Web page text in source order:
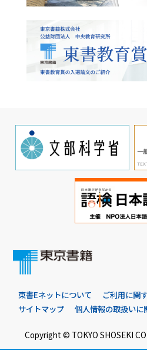
東書Eネットについて ご利用に関
サイトマップ
個人情報の取扱いに
Copyright © TOKYO SHOSEKI